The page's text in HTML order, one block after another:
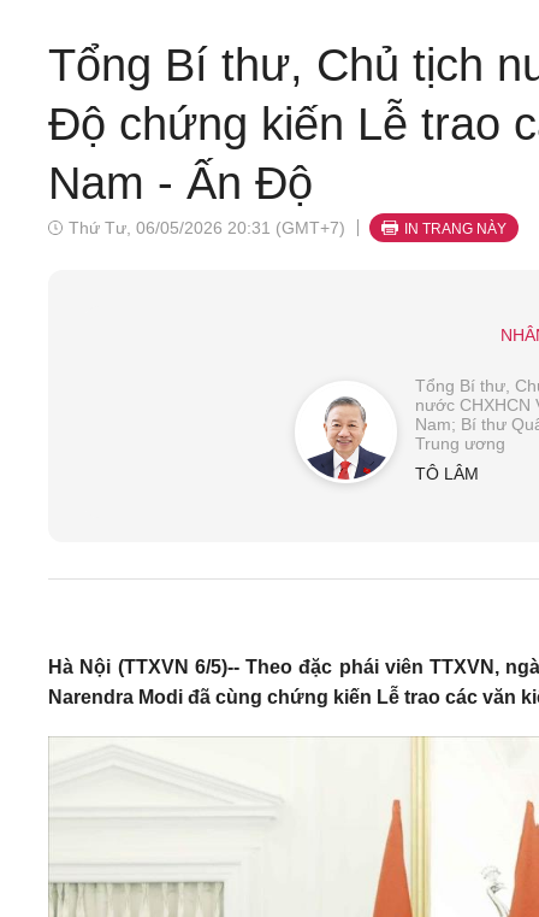
Tổng Bí thư, Chủ tịch
Độ chứng kiến Lễ trao
Nam - Ấn Độ
Thứ Tư, 06/05/2026 20:31 (GMT+7) IN TRANG NÀY
Tổng Bí thư,
nước CHXHCN
Nam; Bí thư
Trung ương
TÔ LÂM
Hà Nội (TTXVN 6/5)-- Theo đặc phái viên TTXVN,
Narendra Modi đã cùng chứng kiến Lễ trao các văn